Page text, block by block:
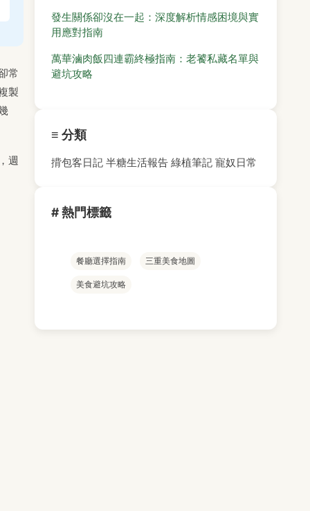
常
製
週
發生關係卻沒在一起：深度解析情感困境與實
用應對指南
萬華滷肉飯四連霸終極指南：老饕私藏名單與
避坑攻略
≡ 分類
揹包客日記 半糖生活報告 綠植筆記 寵奴日常
# 熱門標籤
餐廳選擇指南 三重美食地圖
美食避坑攻略